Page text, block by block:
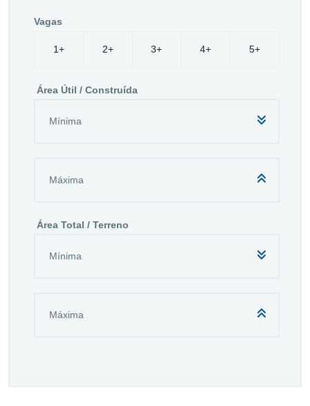
Vagas
1+ 2+ 3+ 4+ 5+
Área Útil / Construída
Área Total / Terreno